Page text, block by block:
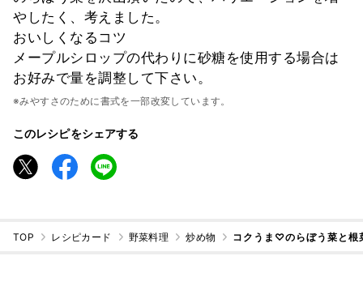
やしたく、考えました。
おいしくなるコツ
メープルシロップの代わりに砂糖を使用する場合は
お好みで量を調整して下さい。
※みやすさのために書式を一部改変しています。
このレシピをシェアする
TOP レシピカード 野菜料理 炒め物 コクうま♡のらぼう菜と根